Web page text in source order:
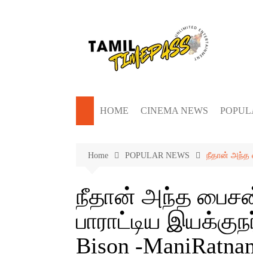
HOME CINEMA NEWS
Home POPULAR NEWS நீதான் அந்த
நீதான் அந்த பைசன்
பாராட்டிய
Bison -